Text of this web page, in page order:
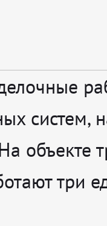
систем,
объекте
три